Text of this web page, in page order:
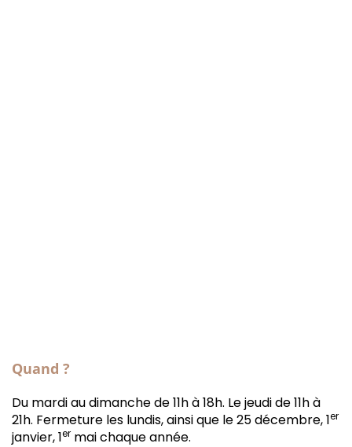
Quand ?
Du mardi au dimanche de 11h à 18h. Le jeudi de 11h à
21h. Fermeture les lundis, ainsi que le 25 décembre, 1er
janvier, 1er mai chaque année.